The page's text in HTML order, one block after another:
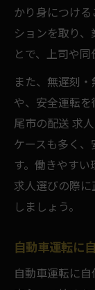
かり身につけ
ションを取り
とで、上司や同
また、無遅刻
や、安全運転
尾市の配送 求
ケースも多く
す。働きやすい
求人選びの際
しましょう。
自動車運転に
自動車運転に